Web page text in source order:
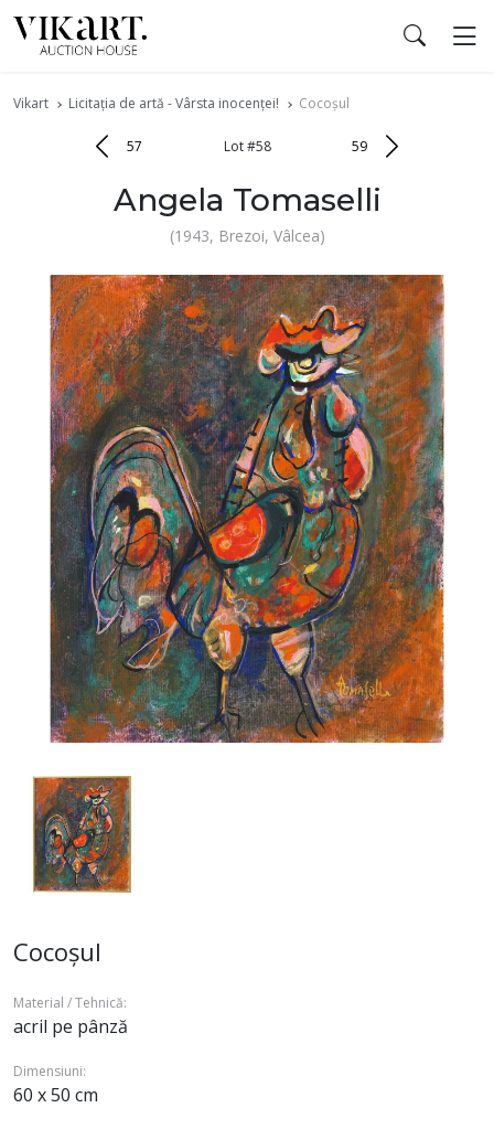
Vikart Licitația de artă - Vârsta inocenței! Cocoșul
57 Lot #58 59
Angela Tomaselli
(1943, Brezoi, Vâlcea)
Cocoșul
Material / Tehnică:
acril pe pânză
Dimensiuni:
60 x 50 cm